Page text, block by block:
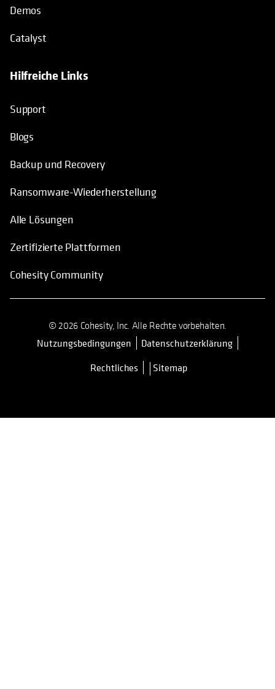
Demos
Catalyst
Hilfreiche Links
Support
Blogs
Backup und Recovery
Ransomware-Wiederherstellung
Alle Lösungen
Zertifizierte Plattformen
Cohesity Community
© 2026 Cohesity, Inc. Alle Rechte vorbehalten.
Nutzungsbedingungen wird in einer neuen Registerkarte
Datenschutzerklärung
Rechtliches
Sitemap